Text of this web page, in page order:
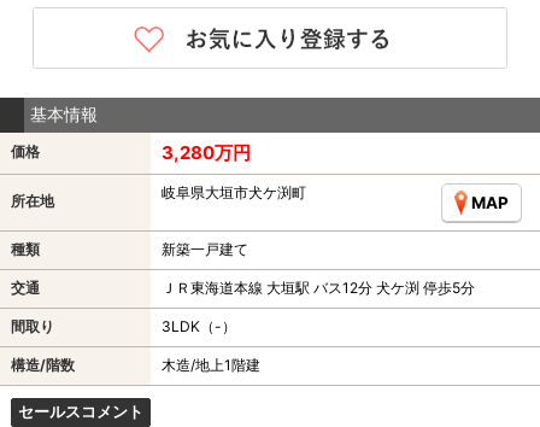
基本情報
価格 3,280万円
所在地 岐阜県大垣市犬ケ渕町
MAP
種類 新築一戸建て
交通 ＪＲ東海道本線 大垣駅 バス12分 犬ケ渕 停歩5分
間取り 3LDK（-）
構造/階数 木造/地上1階建
セールスコメント